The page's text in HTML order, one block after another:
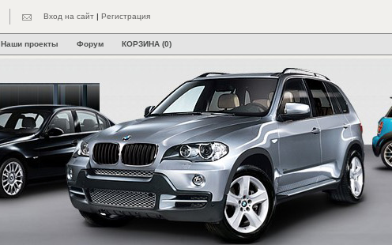
Вход на сайт | Регистрация
Наши проекты Форум КОРЗИНА (0)